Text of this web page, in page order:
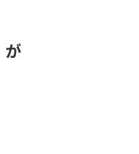
が